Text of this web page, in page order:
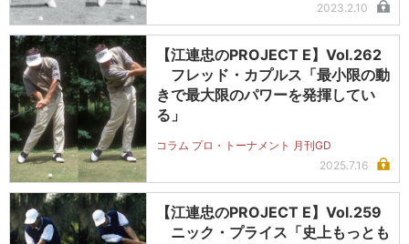
2023.2.10
【江連忠のPROJECT E】Vol.262
フレッド・カプルス「最小限の動
きで最大限のパワーを発揮してい
る」
コラム プロ・トーナメント 月刊GD
2025.7.16
【江連忠のPROJECT E】Vol.259
ニック・プライス「史上もっとも